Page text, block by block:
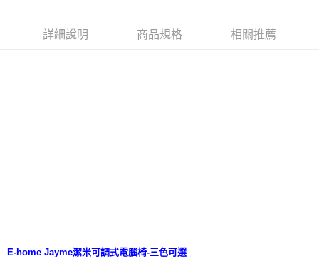
詳細說明 商品規格 相關推薦
E-home Jayme潔米可調式電腦椅-三色可選